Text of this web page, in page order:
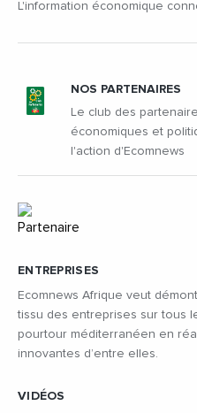
L'information économique
ENTREPRISES
Ecomnews Afrique veut
tissu des entreprises sur tous
pourtour méditerranéen en
innovantes d’entre elles.
VIDÉOS
NOS PARTENAIRES
Le club des
économiques et
l'action d'Ecomnews